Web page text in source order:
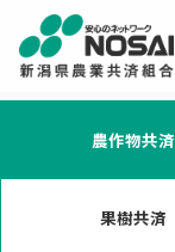
農作物共済
果樹共済